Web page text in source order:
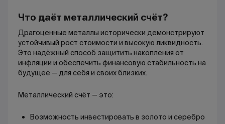
Что даёт металлический счёт?
Драгоценные металлы исторически демонстрируют
устойчивый рост стоимости и высокую ликвидность.
Это надёжный способ защитить накопления от
инфляции и обеспечить финансовую стабильность на
будущее — для себя и своих близких.
Металлический счёт — это:
Возможность инвестировать в золото и серебро